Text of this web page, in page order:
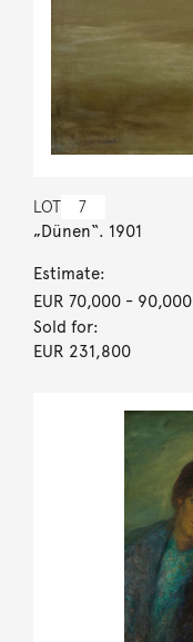
LOT 7
„Dünen“. 1901
Estimate:
EUR 70,000- 90,000
Sold for:
EUR 231,800